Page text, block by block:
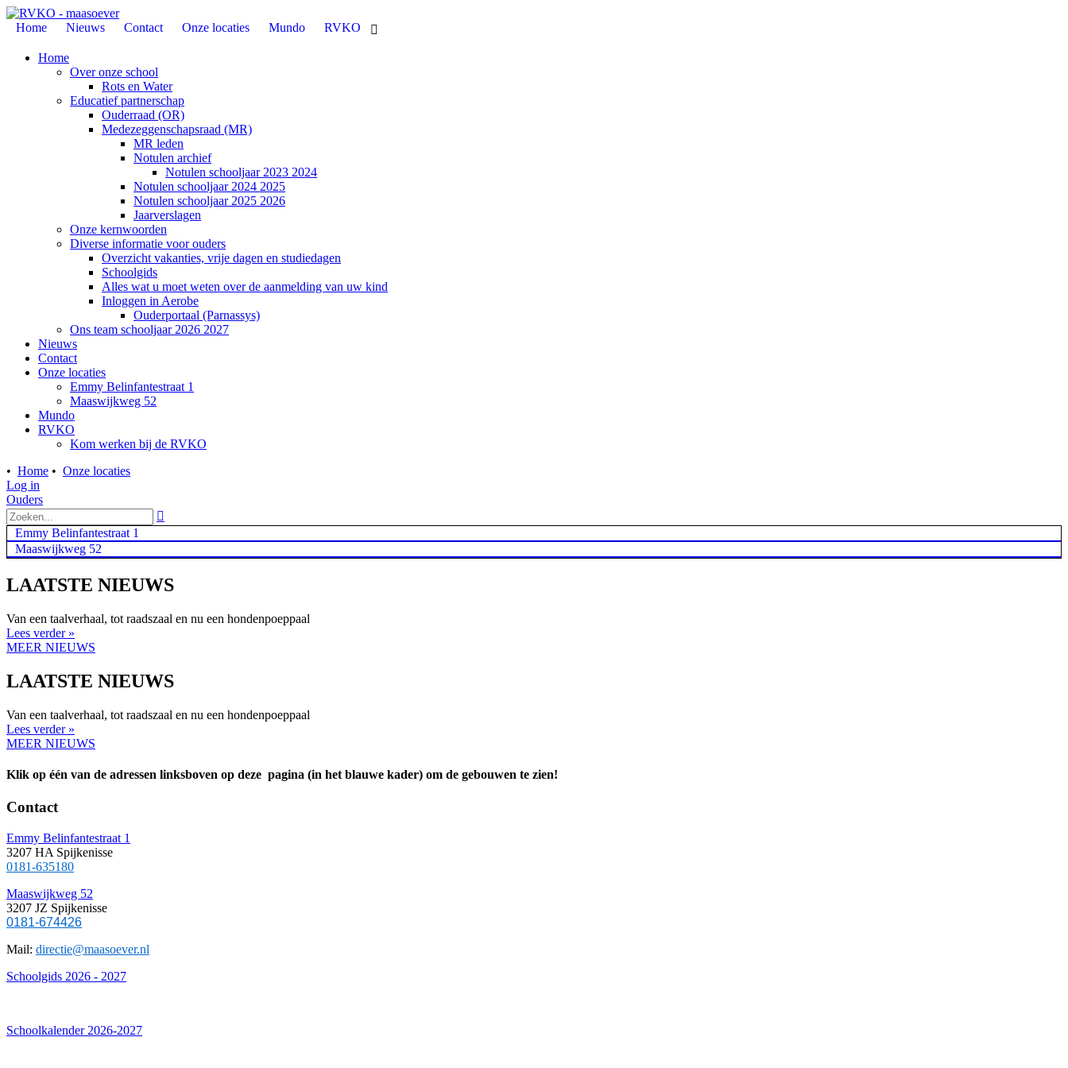
Home Nieuws Contact Onze locaties Mundo RVKO 
Home
Over onze school
Rots en Water
Educatief partnerschap
Ouderraad (OR)
Medezeggenschapsraad (MR)
MR leden
Notulen archief
Notulen schooljaar 2023 2024
Notulen schooljaar 2024 2025
Notulen schooljaar 2025 2026
Jaarverslagen
Onze kernwoorden
Diverse informatie voor ouders
Overzicht vakanties, vrije dagen en studiedagen
Schoolgids
Alles wat u moet weten over de aanmelding van uw kind
Inloggen in Aerobe
Ouderportaal (Parnassys)
Ons team schooljaar 2026 2027
Nieuws
Contact
Onze locaties
Emmy Belinfantestraat 1
Maaswijkweg 52
Mundo
RVKO
Kom werken bij de RVKO
• Home • Onze locaties
Log in
Ouders

Emmy Belinfantestraat 1
Maaswijkweg 52
LAATSTE NIEUWS
Van een taalverhaal, tot raadszaal en nu een hondenpoeppaal
Lees verder »
MEER NIEUWS
LAATSTE NIEUWS
Van een taalverhaal, tot raadszaal en nu een hondenpoeppaal
Lees verder »
MEER NIEUWS
Klik op één van de adressen linksboven op deze pagina (in het blauwe kader) om de gebouwen te zien!
Contact
Emmy Belinfantestraat 1
3207 HA Spijkenisse
0181-635180
Maaswijkweg 52
3207 JZ Spijkenisse
0181-674426
Mail: directie@maasoever.nl
Schoolgids 2026 - 2027
Schoolkalender 2026-2027